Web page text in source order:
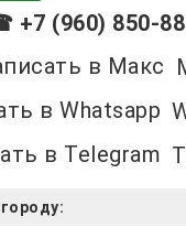
+7 (960) 850-